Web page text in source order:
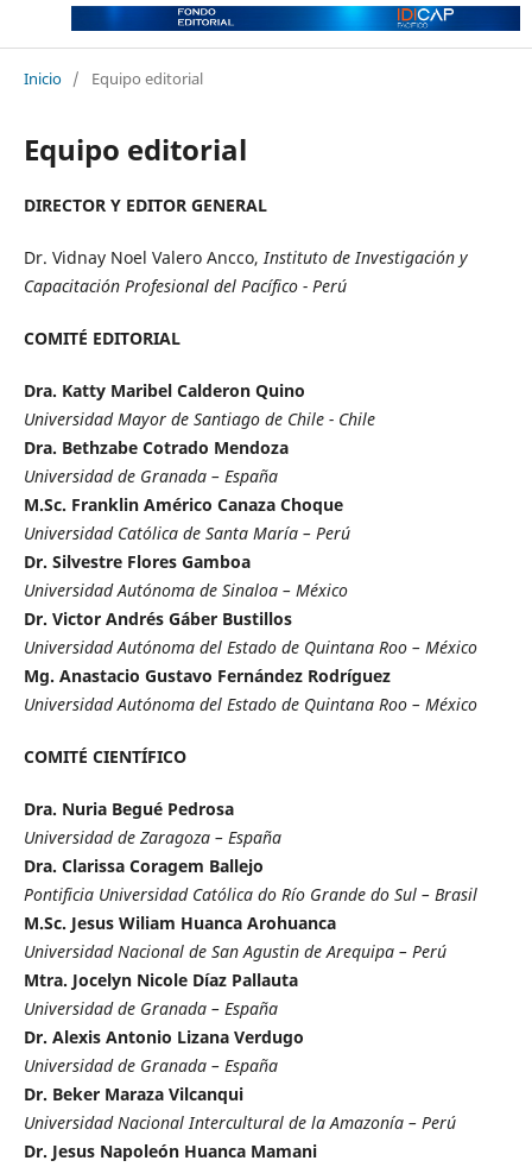
Inicio / Equipo editorial
Equipo editorial
DIRECTOR Y EDITOR GENERAL
Dr. Vidnay Noel Valero Ancco,Instituto de Investigación y
Capacitación Profesional del Pacífico - Perú
COMITÉ EDITORIAL
Dra. Katty Maribel Calderon Quino
Universidad Mayor de Santiago de Chile - Chile
Dra. Bethzabe Cotrado Mendoza
Universidad de Granada – España
M.Sc. Franklin Américo Canaza Choque
Universidad Católica de Santa María – Perú
Dr. Silvestre Flores Gamboa
Universidad Autónoma de Sinaloa – México
Dr. Victor Andrés Gáber Bustillos
Universidad Autónoma del Estado de Quintana Roo – México
Mg. Anastacio Gustavo Fernández Rodríguez
Universidad Autónoma del Estado de Quintana Roo – México
COMITÉ CIENTÍFICO
Dra. Nuria Begué Pedrosa
Universidad de Zaragoza – España
Dra. Clarissa Coragem Ballejo
Pontificia Universidad Católica do Río Grande do Sul – Brasil
M.Sc. Jesus Wiliam Huanca Arohuanca
Universidad Nacional de San Agustin de Arequipa – Perú
Mtra. Jocelyn Nicole Díaz Pallauta
Universidad de Granada – España
Dr. Alexis Antonio Lizana Verdugo
Universidad de Granada – España
Dr. Beker Maraza Vilcanqui
Universidad Nacional Intercultural de la Amazonía – Perú
Dr. Jesus Napoleón Huanca Mamani